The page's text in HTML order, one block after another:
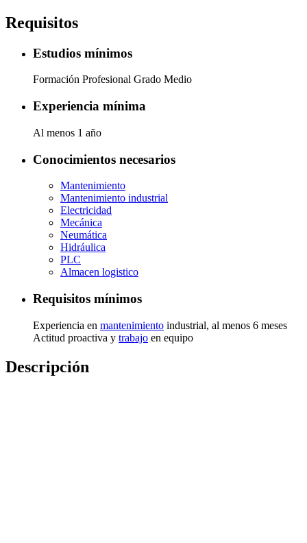
Requisitos
Estudios mínimos
Formación Profesional Grado Medio
Experiencia mínima
Al menos 1 año
Conocimientos necesarios
Mantenimiento
Mantenimiento industrial
Electricidad
Mecánica
Neumática
Hidráulica
PLC
Almacen logistico
Requisitos mínimos
Experiencia en mantenimiento industrial, al menos 6 meses
Actitud proactiva y trabajo en equipo
Descripción